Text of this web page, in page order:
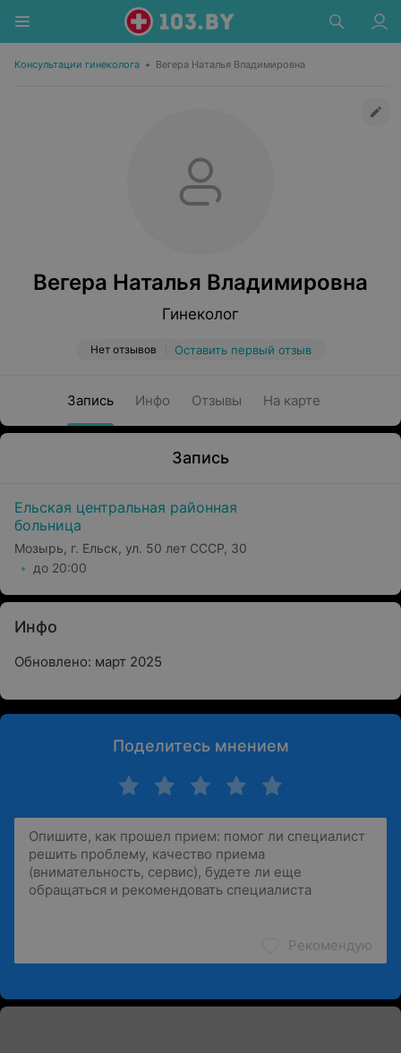
Консультации гинеколога • Вегера Наталья Владимировна
Вегера Наталья Владимировна
Гинеколог
Нет отзывов Оставить первый отзыв
Запись Инфо Отзывы На карте
Запись
Ельская центральная районная
больница
Мозырь, г. Ельск, ул. 50 лет СССР, 30
до 20:00
Инфо
Обновлено: март 2025
Поделитесь мнением
Рекомендую